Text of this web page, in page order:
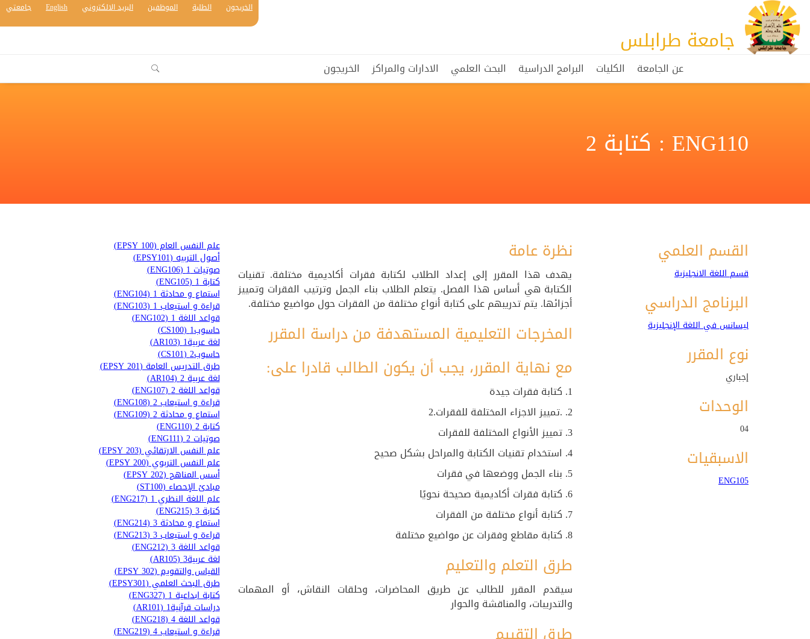
جامعة طرابلس
الخريجون الطلبة الموظفين البريد الالكتروني English جامعتي
عن الجامعة الكليات البرامج الدراسية البحث العلمي الادارات والمراكز الخريجون
ENG110 : كتابة 2
القسم العلمي
قسم اللغة الانجليزية
البرنامج الدراسي
ليسانس في اللغة الإنجليزية
نوع المقرر
إجباري
الوحدات
04
الاسبقيات
ENG105
نظرة عامة
يهدف هذا المقرر إلى إعداد الطلاب لكتابة فقرات أكاديمية مختلفة. تقنيات
الكتابة هي أساس هذا الفصل. يتعلم الطلاب بناء الجمل وترتيب الفقرات وتمييز
أجزائها. يتم تدريبهم على كتابة أنواع مختلفة من الفقرات حول مواضيع مختلفة.
المخرجات التعليمية المستهدفة من دراسة المقرر
مع نهاية المقرر، يجب أن يكون الطالب قادرا على:
1. كتابة فقرات جيدة
2. .تمييز الاجزاء المختلفة للفقرات.2
3. تمييز الأنواع المختلفة للفقرات
4. استخدام تقنيات الكتابة والمراحل بشكل صحيح
5. بناء الجمل ووضعها في فقرات
6. كتابة فقرات أكاديمية صحيحة نحويًا
7. كتابة أنواع مختلفة من الفقرات
8. كتابة مقاطع وفقرات عن مواضيع مختلفة
طرق التعلم والتعليم
سيقدم المقرر للطالب عن طريق المحاضرات، وحلقات النقاش، أو المهمات
والتدريبات، والمناقشة والحوار
علم النفس العام (EPSY 100)
أصول التربيه (EPSY101)
صوتيات 1 (ENG106)
كتابة 1 (ENG105)
استماع و محادثة 1 (ENG104)
قراءة و استيعاب 1 (ENG103)
قواعد اللغة 1 (ENG102)
حاسوب1 (CS100)
لغة عربية1 (AR103)
حاسوب2 (CS101)
طرق التدريس العامة (EPSY 201)
لغة عربية 2 (AR104)
قواعد اللغة 2 (ENG107)
قراءة و استيعاب 2 (ENG108)
استماع و محادثة 2 (ENG109)
كتابة 2 (ENG110)
صوتيات 2 (ENG111)
علم النفس الارتقائي (EPSY 203)
علم النفس التربوي (EPSY 200)
أسس المناهج (EPSY 202)
مبادئ الإحصاء (ST100)
علم اللغة النظري 1 (ENG217)
كتابة 3 (ENG215)
استماع و محادثة 3 (ENG214)
قراءة و استيعاب 3 (ENG213)
قواعد اللغة 3 (ENG212)
لغة عربية3 (AR105)
القياس والتقويم (EPSY 302)
طرق البحث العلمي (EPSY301)
كتابة ابداعية 1 (ENG327)
دراسات قرآنية1 (AR101)
قواعد اللغة 4 (ENG218)
قراءة و استيعاب 4 (ENG219)